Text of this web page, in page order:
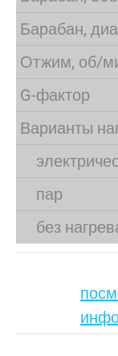
Барабан,
Отжим, об/
G-фактор
Варианты
пар
без